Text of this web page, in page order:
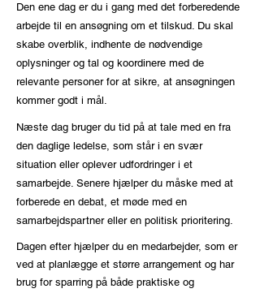
Den ene dag er du i gang med det forberedende
arbejde til en ansøgning om et tilskud. Du skal
skabe overblik, indhente de nødvendige
oplysninger og tal og koordinere med de
relevante personer for at sikre, at ansøgningen
kommer godt i mål.
Næste dag bruger du tid på at tale med en fra
den daglige ledelse, som står i en svær
situation eller oplever udfordringer i et
samarbejde. Senere hjælper du måske med at
forberede en debat, et møde med en
samarbejdspartner eller en politisk prioritering.
Dagen efter hjælper du en medarbejder, som er
ved at planlægge et større arrangement og har
brug for sparring på både praktiske og